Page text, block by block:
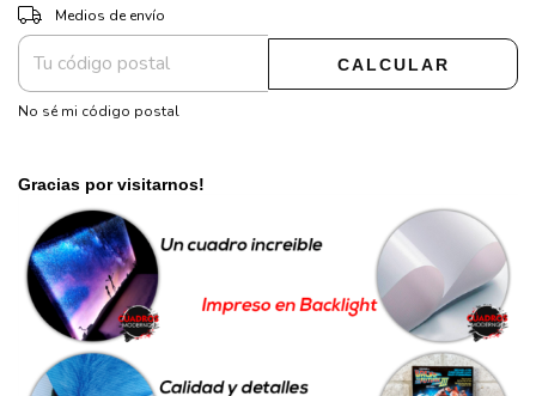
Entregas para el CP:
Medios de envío
CALCULAR
No sé mi código postal